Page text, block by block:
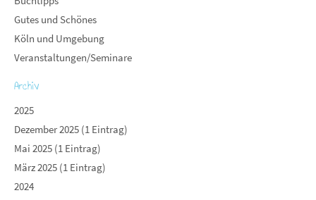
Gutes und Schönes
Köln und Umgebung
Veranstaltungen/Seminare
Archiv
2025
Dezember 2025 (1 Eintrag)
Mai 2025 (1 Eintrag)
März 2025 (1 Eintrag)
2024